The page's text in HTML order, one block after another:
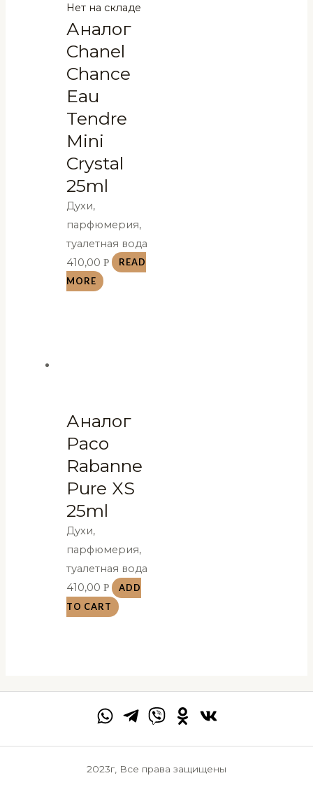
Нет на складе
Аналог
Chanel
Chance
Eau
Tendre
Mini
Crystal
25ml
Духи,
парфюмерия,
туалетная вода
410,00Р
READ
MORE
Аналог
Paco
Rabanne
Pure XS
25ml
Духи,
парфюмерия,
туалетная вода
410,00Р
ADD
TO CART
2023г, Все права защищены